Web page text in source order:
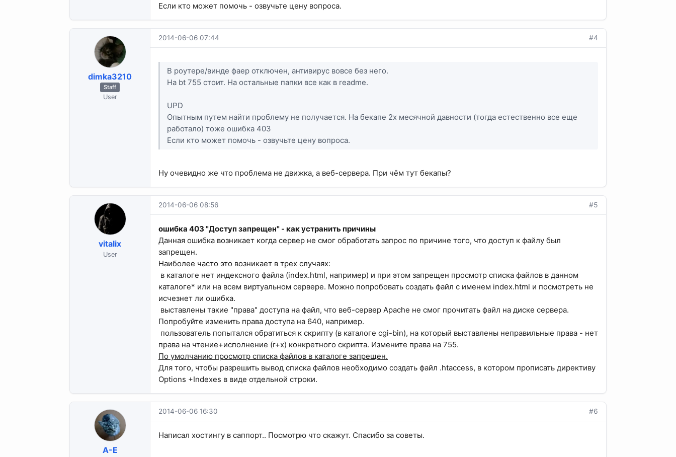
Если кто может помочь - озвучьте цену вопроса.
dimka3210
Staff
User
2014-06-06 07:44 #4
В роутере/винде фаер отключен, антивирус вовсе без него.
На bt 755 стоит. На остальные папки все как в readme.
UPD
Опытным путем найти проблему не получается. На бекапе 2х месячной давности (тогда естественно все еще
работало) тоже ошибка 403
Если кто может помочь - озвучьте цену вопроса.
Ну очевидно же что проблема не движка, а веб-сервера. При чём тут бекапы?
vitalix
User
2014-06-06 08:56 #5
ошибка 403 "Доступ запрещен" - как устранить причины
Данная ошибка возникает когда сервер не смог обработать запрос по причине того, что доступ к файлу был
запрещен.
Наиболее часто это возникает в трех случаях:
в каталоге нет индексного файла (index.html, например) и при этом запрещен просмотр списка файлов в данном
каталоге* или на всем виртуальном сервере. Можно попробовать создать файл с именем index.html и посмотреть не
исчезнет ли ошибка.
выставлены такие "права" доступа на файл, что веб-сервер Apache не смог прочитать файл на диске сервера.
Попробуйте изменить права доступа на 640, например.
пользователь попытался обратиться к скрипту (в каталоге cgi-bin), на который выставлены неправильные права - нет
права на чтение+исполнение (r+x) конкретного скрипта. Измените права на 755.
По умолчанию просмотр списка файлов в каталоге запрещен.
Для того, чтобы разрешить вывод списка файлов необходимо создать файл .htaccess, в котором прописать директиву
Options +Indexes в виде отдельной строки.
A-E
2014-06-06 16:30 #6
Написал хостингу в саппорт.. Посмотрю что скажут. Спасибо за советы.